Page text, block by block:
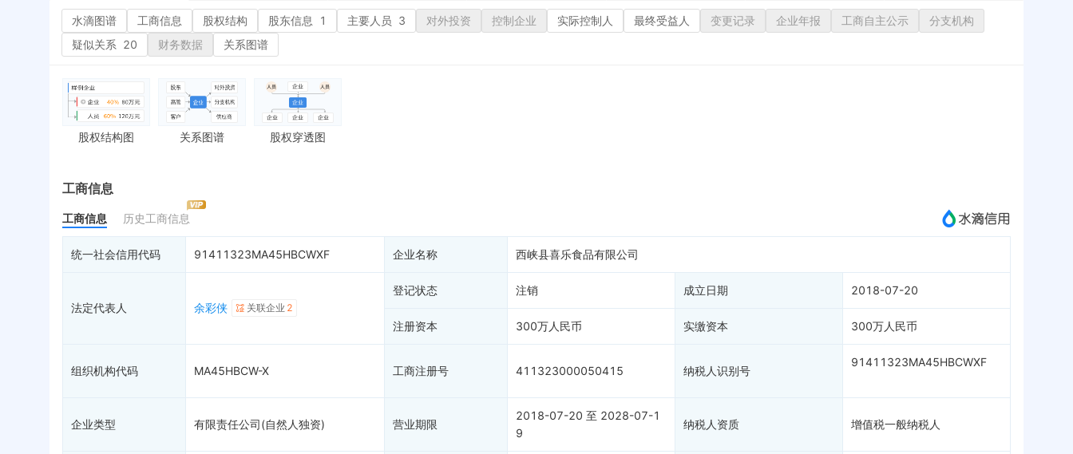
水滴图谱
工商信息
股东信息
主要人员 3
对外投资
控制企业
最终受益人
企业年报
工商自主公示
财务数据
司法案件
立案信息
法院公告
裁判文书
送达公告
被执行人
终本案件
询价评估
司法协助
或有债务债权
1
注销备案
融资历史
招投标
信用评价
进出口信用 1
地块公示
客户
商标信息
成为vip查看
水滴图谱 工商信息 股权结构 股东信息 1 主要人员 3 对外投资 控制企业 实际控制人 最终受益人 变更记录 企业年报 工商自主公示
分支机构
疑似关系 20 财务数据 关系图谱
股权结构图 关系图谱 股权穿透图
工商信息
工商信息 历史工商信息
统一社会信用代码 91411323MA45HBCWXF 企业名称 西峡县喜乐食品有限公司
法定代表人 余彩侠 关联企业 2
登记状态 注销 成立日期 2018-07-20
注册资本 300万人民币 实缴资本 300万人民币
组织机构代码 MA45HBCW-X 工商注册号 411323000050415 纳税人识别号
91411323MA45HBCWXF
企业类型 有限责任公司(自然人独资) 营业期限
2018-07-20 至 2028-07-1
9
纳税人资质 增值税一般纳税人